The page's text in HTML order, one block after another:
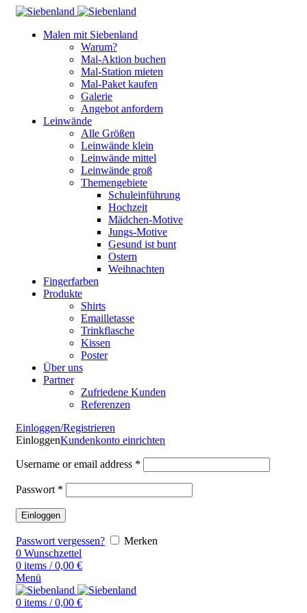
Malen mit Siebenland
Warum?
Mal-Aktion buchen
Mal-Station mieten
Mal-Paket kaufen
Galerie
Angebot anfordern
Leinwände
Alle Größen
Leinwände klein
Leinwände mittel
Leinwände groß
Themengebiete
Schuleinführung
Hochzeit
Mädchen-Motive
Jungs-Motive
Gesund ist bunt
Ostern
Weihnachten
Fingerfarben
Produkte
Shirts
Emailletasse
Trinkflasche
Kissen
Poster
Über uns
Partner
Zufriedene Kunden
Referenzen
Einloggen/Registrieren
EinloggenKundenkonto einrichten
Username or email address *
Passwort *
Einloggen
Passwort vergessen?
Merken
0 Wunschzettel
0 items / 0,00 €
Menü
0 items / 0,00 €